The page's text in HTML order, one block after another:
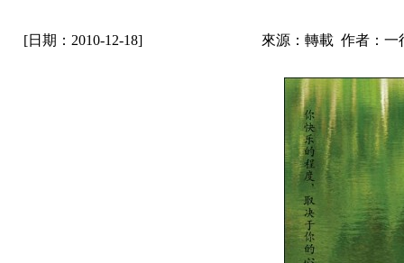
[日期：2010-12-18] 來源：轉載 作者：一